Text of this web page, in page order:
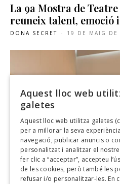
La 9a Mostra de Teatre
reuneix talent, emoció
DONA SECRET - 19 DE MAIG DE
Aquest lloc web
galetes
Aquest lloc web utilitza galetes
per a millorar la seva
navegació, publicar anuncis o
personalitzat i analitzar el nostre
fer clic a “acceptar”, accepteu
de les cookies, però també les
refusar i/o personalitzar-les. En